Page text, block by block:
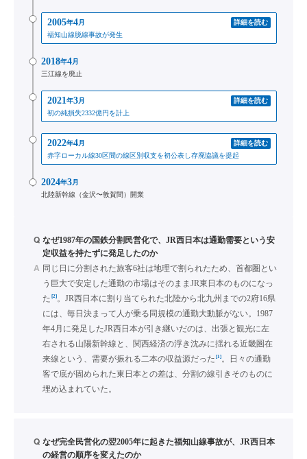
2005年4月
詳細を読む
福知山線脱線事故が発生
2018年4月
三江線を廃止
2021年3月
詳細を読む
初の純損失2332億円を計上
2022年4月
詳細を読む
赤字ローカル線30区間の線区別収支を初公表し存廃協議を提起
2024年3月
北陸新幹線（金沢〜敦賀間）開業
Q なぜ1987年の国鉄分割民営化で、JR西日本は通勤需要という安
定収益を持たずに発足したのか
A 同じ日に分割された旅客6社は地理で割られたため、首都圏とい
う巨大で安定した通勤の市場はそのままJR東日本のものになっ
た [2]。JR西日本に割り当てられた北陸から北九州までの2府16県
には、毎日決まって人が乗る同規模の通勤大動脈がない。1987
年4月に発足したJR西日本が引き継いだのは、出張と観光に左
右される山陽新幹線と、関西経済の浮き沈みに揺れる近畿圏在
来線という、需要が振れる二本の収益源だった [1]。日々の通勤
客で底が固められた東日本との差は、分割の線引きそのものに
埋め込まれていた。
Q なぜ完全民営化の翌2005年に起きた福知山線事故が、JR西日本
の経営の順序を変えたのか